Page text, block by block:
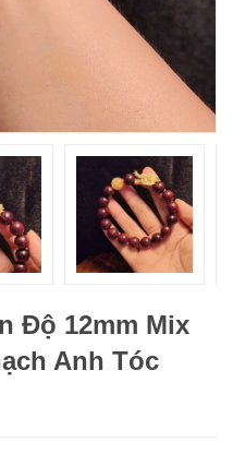
Độ 12mm Mix
Anh Tóc